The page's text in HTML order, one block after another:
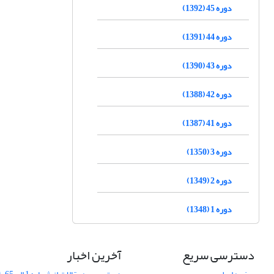
دوره 45 (1392)
دوره 44 (1391)
دوره 43 (1390)
دوره 42 (1388)
دوره 41 (1387)
دوره 3 (1350)
دوره 2 (1349)
دوره 1 (1348)
دسترسی سریع آخرین اخبار